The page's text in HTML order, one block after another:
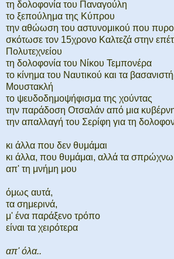
τη δολοφονία του Παναγούλη
το ξεπούλημα της Κύπρου
την αθώωση του αστυνομικού που
σκότωσε τον 15χρονο Καλτεζά στην
Πολυτεχνείου
τη δολοφονία του Νίκου Τεμπονέρα
το κίνημα του Ναυτικού και τα
Μουστακλή
το ψευδοδημοψήφισμα της χούντας
την παράδοση Οτσαλάν από μια
την απαλλαγή του Σερίφη για τη
κι άλλα που δεν θυμάμαι
κι άλλα, που θυμάμαι, αλλά τα σπρώχνω
απ' τη μνήμη μου
όμως αυτά,
τα σημερινά,
μ' ένα παράξενο τρόπο
είναι τα χειρότερα
απ' όλα..